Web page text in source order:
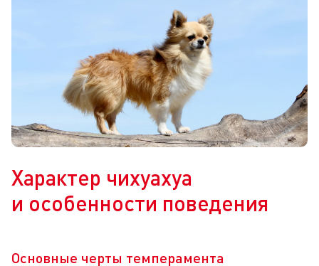
Характер чихуахуа
и особенности поведения
Основные черты темперамента